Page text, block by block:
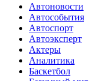
Автоновости
Автособытия
Автоспорт
Автоэксперт
Актеры
Аналитика
Баскетбол